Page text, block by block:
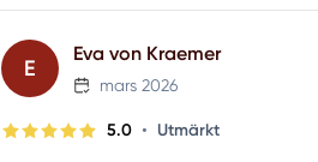
E
Eva von Kraemer
mars 2026
5.0 • Utmärkt